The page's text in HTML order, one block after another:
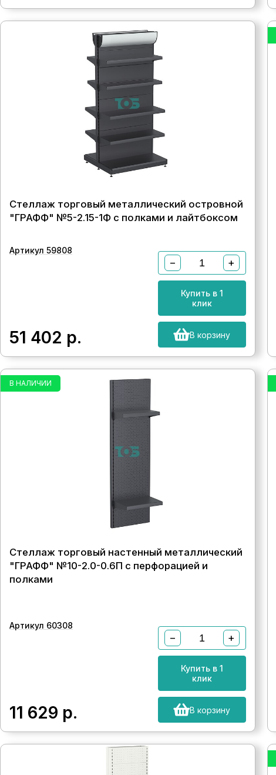
Стеллаж торговый металлический островной
"ГРАФФ" №5-2.15-1Ф с полками и лайтбоксом
Артикул 59808
51 402 р.
− +
Купить в 1
клик
В корзину
В НАЛИЧИИ
Стеллаж торговый настенный металлический
"ГРАФФ" №10-2.0-0.6П с перфорацией и
полками
Артикул 60308
11 629 р.
− +
Купить в 1
клик
В корзину